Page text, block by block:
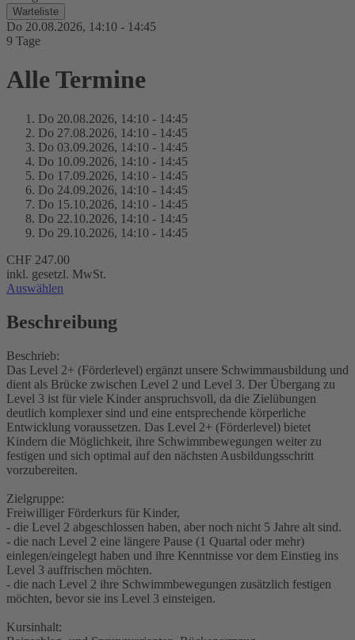
Warteliste
Do 20.08.2026, 14:10 - 14:45
9 Tage
Alle Termine
Do 20.08.2026, 14:10 - 14:45
Do 27.08.2026, 14:10 - 14:45
Do 03.09.2026, 14:10 - 14:45
Do 10.09.2026, 14:10 - 14:45
Do 17.09.2026, 14:10 - 14:45
Do 24.09.2026, 14:10 - 14:45
Do 15.10.2026, 14:10 - 14:45
Do 22.10.2026, 14:10 - 14:45
Do 29.10.2026, 14:10 - 14:45
CHF 247.00
inkl. gesetzl. MwSt.
Auswählen
Beschreibung
Beschrieb:
Das Level 2+ (Förderlevel) ergänzt unsere Schwimmausbildung und
dient als Brücke zwischen Level 2 und Level 3. Der Übergang zu
Level 3 ist für viele Kinder anspruchsvoll, da die Zielübungen
deutlich komplexer sind und eine entsprechende körperliche
Entwicklung voraussetzen. Das Level 2+ (Förderlevel) bietet
Kindern die Möglichkeit, ihre Schwimmbewegungen weiter zu
festigen und sich optimal auf den nächsten Ausbildungsschritt
vorzubereiten.
Zielgruppe:
Freiwilliger Förderkurs für Kinder,
- die Level 2 abgeschlossen haben, aber noch nicht 5 Jahre alt sind.
- die nach Level 2 eine längere Pause (1 Quartal oder mehr)
einlegen/eingelegt haben und ihre Kenntnisse vor dem Einstieg ins
Level 3 auffrischen möchten.
- die nach Level 2 ihre Schwimmbewegungen zusätzlich festigen
möchten, bevor sie ins Level 3 einsteigen.
Kursinhalt: